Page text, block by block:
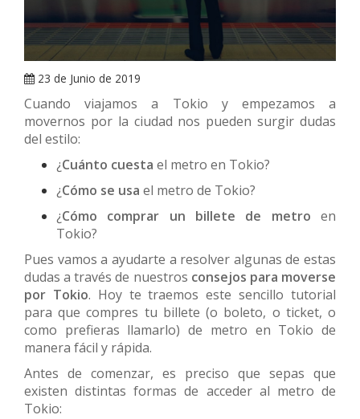
23 de Junio de 2019
Cuando viajamos a Tokio y empezamos a
movernos por la ciudad nos pueden surgir dudas
del estilo:
¿Cuánto cuesta el metro en Tokio?
¿Cómo se usa el metro de Tokio?
¿Cómo comprar un billete de metro en
Tokio?
Pues vamos a ayudarte a resolver algunas de estas
dudas a través de nuestros consejos para moverse
por Tokio. Hoy te traemos este sencillo tutorial
para que compres tu billete (o boleto, o ticket, o
como prefieras llamarlo) de metro en Tokio de
manera fácil y rápida.
Antes de comenzar, es preciso que sepas que
existen distintas formas de acceder al metro de
Tokio: